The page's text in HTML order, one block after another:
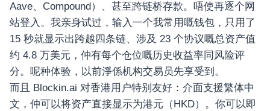
Aave、Compound）、甚至跨链桥存款。唔使再逐个网
站登入。我亲身试过，输入一个我常用嘅钱包，只用了
15 秒就显示出跨越四条链、涉及 23 个协议嘅总资产值
约 4.8 万美元，仲有每个仓位嘅历史收益率同风险评
分。呢种体验，以前淨係机构交易员先享受到。
而且 Blockin.ai 对香港用户特别友好：介面支援繁体中
文，仲可以将资产直接显示为港元（HKD）。你可以即